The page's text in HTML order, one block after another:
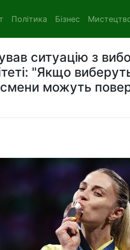
Політика Бізнес
ситуацію з
"Якщо
можуть